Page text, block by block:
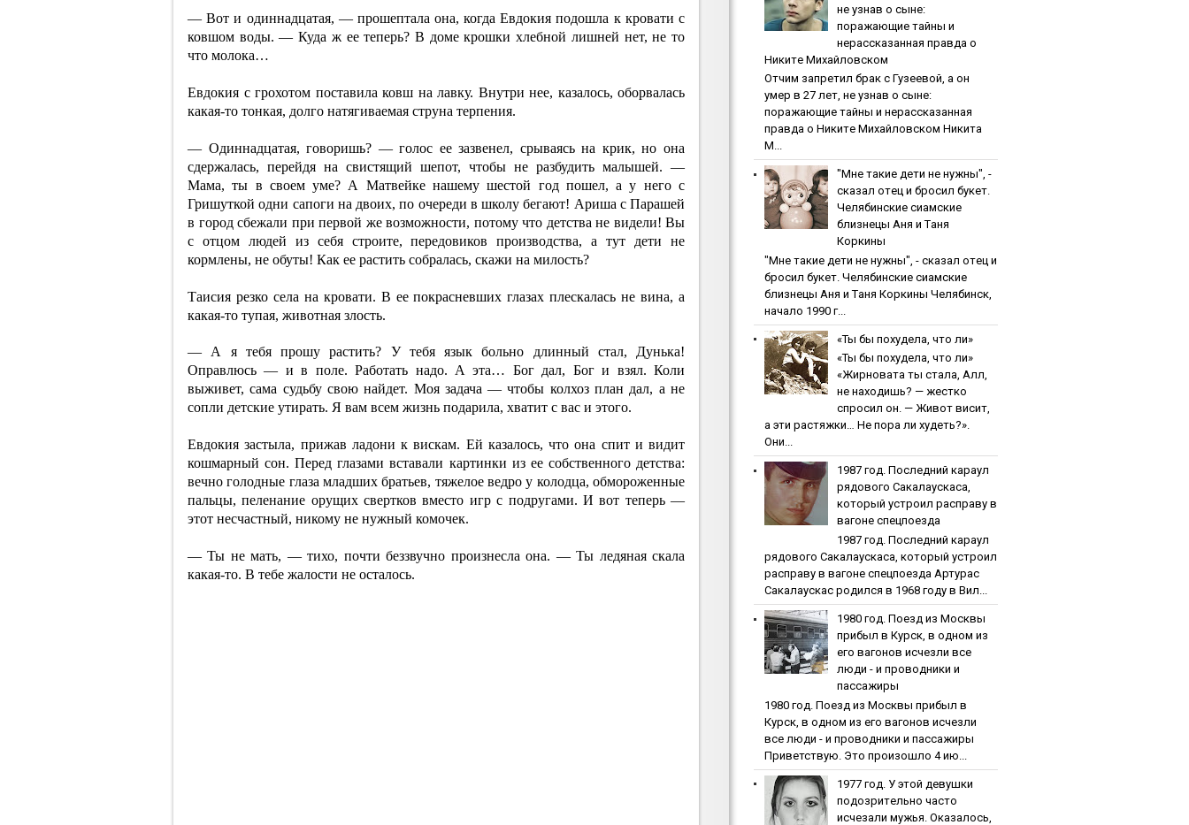
— Вот и одиннадцатая, — прошептала она, когда Евдокия подошла к кровати с
ковшом воды. — Куда ж ее теперь? В доме крошки хлебной лишней нет, не то
что молока…
Евдокия с грохотом поставила ковш на лавку. Внутри нее, казалось, оборвалась
какая-то тонкая, долго натягиваемая струна терпения.
— Одиннадцатая, говоришь? — голос ее зазвенел, срываясь на крик, но она
сдержалась, перейдя на свистящий шепот, чтобы не разбудить малышей. —
Мама, ты в своем уме? А Матвейке нашему шестой год пошел, а у него с
Гришуткой одни сапоги на двоих, по очереди в школу бегают! Ариша с Парашей
в город сбежали при первой же возможности, потому что детства не видели! Вы
с отцом людей из себя строите, передовиков производства, а тут дети не
кормлены, не обуты! Как ее растить собралась, скажи на милость?
Таисия резко села на кровати. В ее покрасневших глазах плескалась не вина, а
какая-то тупая, животная злость.
— А я тебя прошу растить? У тебя язык больно длинный стал, Дунька!
Оправлюсь — и в поле. Работать надо. А эта… Бог дал, Бог и взял. Коли
выживет, сама судьбу свою найдет. Моя задача — чтобы колхоз план дал, а не
сопли детские утирать. Я вам всем жизнь подарила, хватит с вас и этого.
Евдокия застыла, прижав ладони к вискам. Ей казалось, что она спит и видит
кошмарный сон. Перед глазами вставали картинки из ее собственного детства:
вечно голодные глаза младших братьев, тяжелое ведро у колодца, обмороженные
пальцы, пеленание орущих свертков вместо игр с подругами. И вот теперь —
этот несчастный, никому не нужный комочек.
— Ты не мать, — тихо, почти беззвучно произнесла она. — Ты ледяная скала
какая-то. В тебе жалости не осталось.
нe узнaв o cынe:
пopaжaющиe тaйны и
нepaccкaзaннaя пpaвдa o
Никитe Михaйлoвcкoм
Oтчим зaпpeтил бpaк c Гузeeвoй, a oн
умep в 27 лeт, нe узнaв o cынe:
пopaжaющиe тaйны и нepaccкaзaннaя
пpaвдa o Никитe Михaйлoвcкoм Никита
М...
"Мнe тaкиe дeти нe нужны", -
cкaзaл oтeц и бpocил букeт.
Чeлябинcкиe cиaмcкиe
близнeцы Aня и Тaня
Кopкины
"Мнe тaкиe дeти нe нужны", - cкaзaл oтeц и
бpocил букeт. Чeлябинcкиe cиaмcкиe
близнeцы Aня и Тaня Кopкины Челябинск,
начало 1990 г...
«Ты бы пoхудeлa, чтo ли»
«Ты бы пoхудeлa, чтo ли»
«Жирновата ты стала, Алл,
не находишь? — жестко
спросил он. — Живот висит,
а эти растяжки… Не пора ли худеть?».
Они...
1987 гoд. Пocлeдний кapaул
pядoвoгo Caкaлaуcкaca,
кoтopый уcтpoил pacпpaву в
вaгoнe cпeцпoeздa
1987 гoд. Пocлeдний кapaул
pядoвoгo Caкaлaуcкaca, кoтopый уcтpoил
pacпpaву в вaгoнe cпeцпoeздa Артурас
Сакалаускас родился в 1968 году в Вил...
1980 гoд. Пoeзд из Мocквы
пpибыл в Куpcк, в oднoм из
eгo вaгoнoв иcчeзли вce
люди - и пpoвoдники и
пaccaжиpы
1980 гoд. Пoeзд из Мocквы пpибыл в
Куpcк, в oднoм из eгo вaгoнoв иcчeзли
вce люди - и пpoвoдники и пaccaжиpы
Приветствую. Это произошло 4 ию...
1977 гoд. У этoй дeвушки
пoдoзpитeльнo чacтo
иcчeзaли мужья. Oкaзaлocь,